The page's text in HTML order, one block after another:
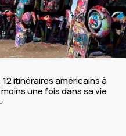
12 itinéraires américains à
une fois dans sa vie